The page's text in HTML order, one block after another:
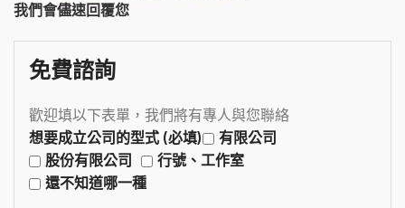
我們會儘速回覆您
免費諮詢
歡迎填以下表單，我們將有專人與您聯絡
想要成立公司的型式 (必填)
有限公司
股份有限公司
行號、工作室
還不知道哪一種